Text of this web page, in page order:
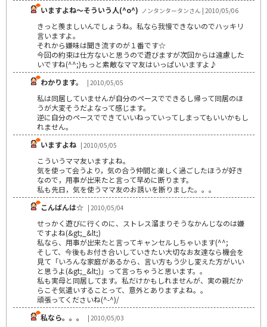
いますよね～そういう人(^o^) ノンタンタータンさん | 2010/05/06
きっと羨ましいんでしょうね。私なら我慢できないのでハッキリ
言いますよ。
それから嫌味は聞き流すのが１番です☆
今回の約束は仕方ないと思うので遊びますが次回からは遠慮した
いですね(^^;)もっと素敵なママ友はいっぱいいますよ♪
わかります。
| 2010/05/05
私は同居していませんが自分のペースでできるし帰って同居のほ
うが大変そうだよなって感じます。
逆に自分のペースでできていいねっていってしまってもいいかもし
れません。
いますよね | 2010/05/05
こういうママ友いますよね。
気を使って会うより，気の合う仲間と楽しく過ごしたほうが好き
なので，用事が出来たと言って早めに断ります。
私も先日，気を使うママ友のお誘いを断りました。。。
こんばんは☆ | 2010/05/04
せっかく遊びに行くのに、ストレス溜まりそうなかんじなのは嫌
ですよね(&gt;_&lt;)
私なら、用事が出来たと言ってキャンセルしちゃいます(^^;
そして、今後もお付き合いしていきたい大切なお友達なら機会を
見て「いろんな家庭があるから、言い方もう少し変えた方がいい
と思うよ(&gt;_&lt;)」って言っちゃうと思います。。
私も実母と同居してます。私だけかもしれませんが、実の親だか
らこそ気遣いすることって、意外とありますよね。。
頑張ってくださいね(^-^)/
私なら。。。
| 2010/05/03